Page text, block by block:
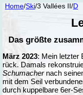
Home/Ski/3 Vallées II/D
Das größ­te
März 2023: Mein letz­ter
rück. Da­mals
Schu­ma­chernach
mit dem Seil
durch kup­pel­ba­re 6er-